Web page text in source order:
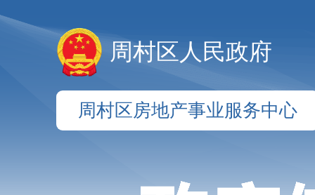
周村区人民政府
周村区房地产事业服务中心